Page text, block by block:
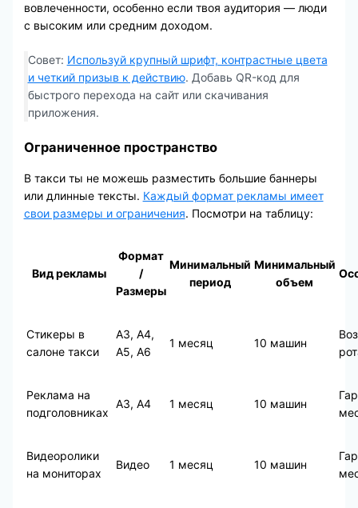
вовлеченности, особенно если твоя аудитория — люди
с высоким или средним доходом.
Совет: Используй крупный шрифт, контрастные цвета
и четкий призыв к действию. Добавь QR-код для
быстрого перехода на сайт или скачивания
приложения.
Ограниченное пространство
В такси ты не можешь разместить большие баннеры
или длинные тексты. Каждый формат рекламы имеет
свои размеры и ограничения. Посмотри на таблицу:
Вид рекламы
Формат
/
Размеры
Минимальный
период
Минимальный
объем
Стикеры в
салоне такси
А3, А4,
А5, А6
1 месяц 10 машин
Реклама на
подголовниках
А3, А4 1 месяц 10 машин
Видеоролики
на мониторах
Видео 1 месяц 10 машин